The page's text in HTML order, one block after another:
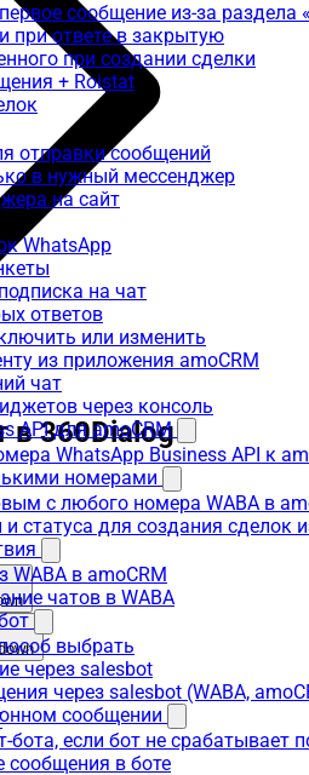
сообщение из-за раздела
при ответе в закрытую
при создании сделки
+ Roistat
отправки сообщений
в нужный мессенджер
на сайт
WhatsApp
на чат
ответов
или изменить
из приложения amoCRM
чат
через консоль
API для amoCRM
WhatsApp Business API к
номерами
с любого номера WABA в
статуса для создания сделок
WABA в amoCRM
чатов в WABA
выбрать
через salesbot
через salesbot (WABA,
сообщении
бота, если бот не срабатывает
сообщения в боте
в 360Dialog